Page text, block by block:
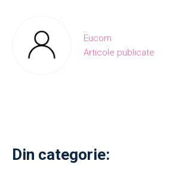
Eucom
Articole publicate
Din categorie: